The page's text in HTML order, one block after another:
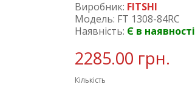
Виробник: FITSHI
Модель: FT 1308-84RC
Наявність: Є в наявності
2285.00 грн.
Кількість